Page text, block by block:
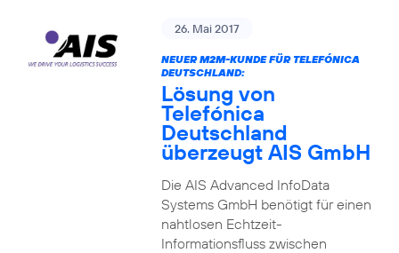
26. Mai 2017
NEUER M2M-KUNDE FÜR TELEFÓNICA
DEUTSCHLAND:
Lösung von
Telefónica
Deutschland
überzeugt AIS GmbH
Die AIS Advanced InfoData
Systems GmbH benötigt für einen
nahtlosen Echtzeit-
Informationsfluss zwischen